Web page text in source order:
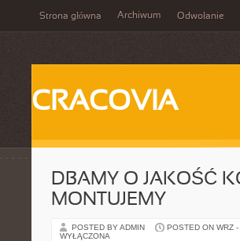
Strona główna Archiwum Odwołanie
CRACOVIA
DBAMY O JAKOŚĆ
MONTUJEMY
POSTED BY ADMIN POSTED ON WRZ
WYŁĄCZONA